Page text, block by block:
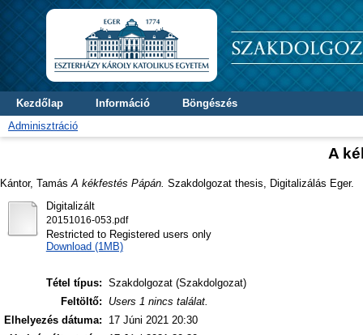
Kezdőlap Információ
Böngészés
Adminisztráció
A
Kántor, Tamás A kékfestés Pápán. Szakdolgozat thesis, Digitalizálás Eger.
Digitalizált
20151016-053.pdf
Restricted to Registered users only
Download (1MB)
Tétel típus: Szakdolgozat (Szakdolgozat)
Feltöltő:
Users 1 nincs találat.
Elhelyezés dátuma:
17 Júni 2021 20:30